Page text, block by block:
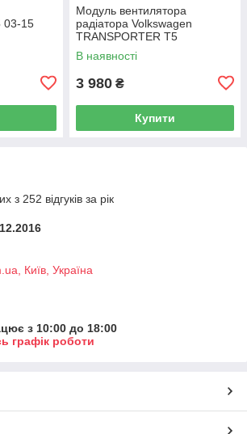
03-15
Модуль вентилятора
радіатора Volkswagen
TRANSPORTER T5
Фургон 03-15 7H0919506D
В наявності
3 980 ₴
Купити
з 252 відгуків за рік
Київ, Україна
з 10:00 до 18:00
графік роботи